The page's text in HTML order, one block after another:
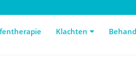
Klachten
Klachten